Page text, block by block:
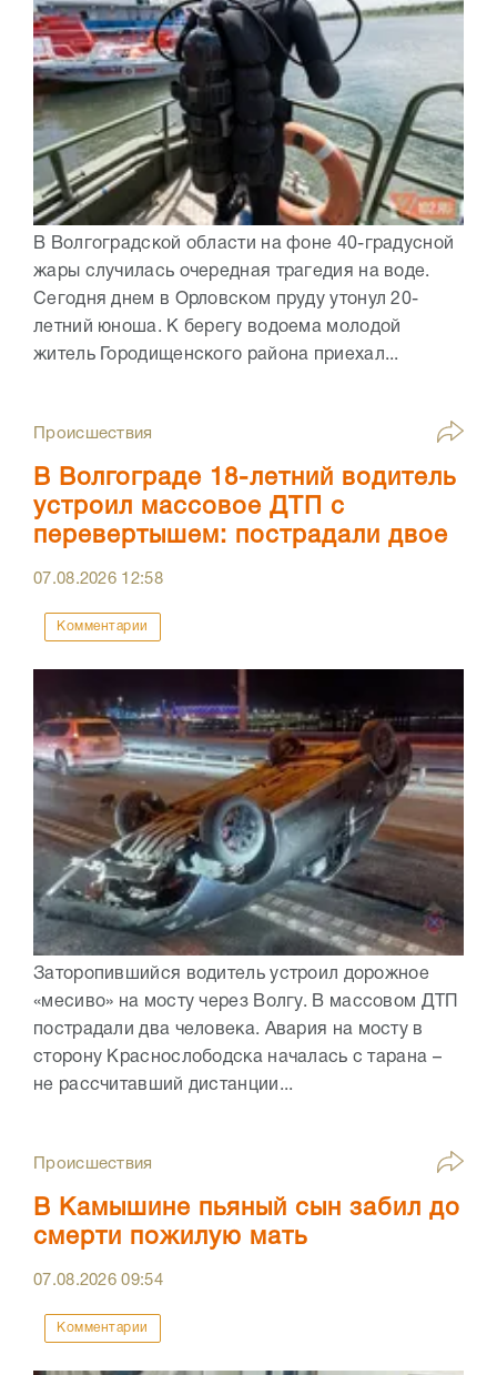
В Волгоградской области на фоне 40-градусной
жары случилась очередная трагедия на воде.
Сегодня днем в Орловском пруду утонул 20-
летний юноша. К берегу водоема молодой
житель Городищенского района приехал...
Происшествия
В Волгограде 18-летний водитель
устроил массовое ДТП с
перевертышем: пострадали двое
07.08.2026 12:58
Комментарии
Заторопившийся водитель устроил дорожное
«месиво» на мосту через Волгу. В массовом ДТП
пострадали два человека. Авария на мосту в
сторону Краснослободска началась с тарана –
не рассчитавший дистанции...
Происшествия
В Камышине пьяный сын забил до
смерти пожилую мать
07.08.202609:54
Комментарии